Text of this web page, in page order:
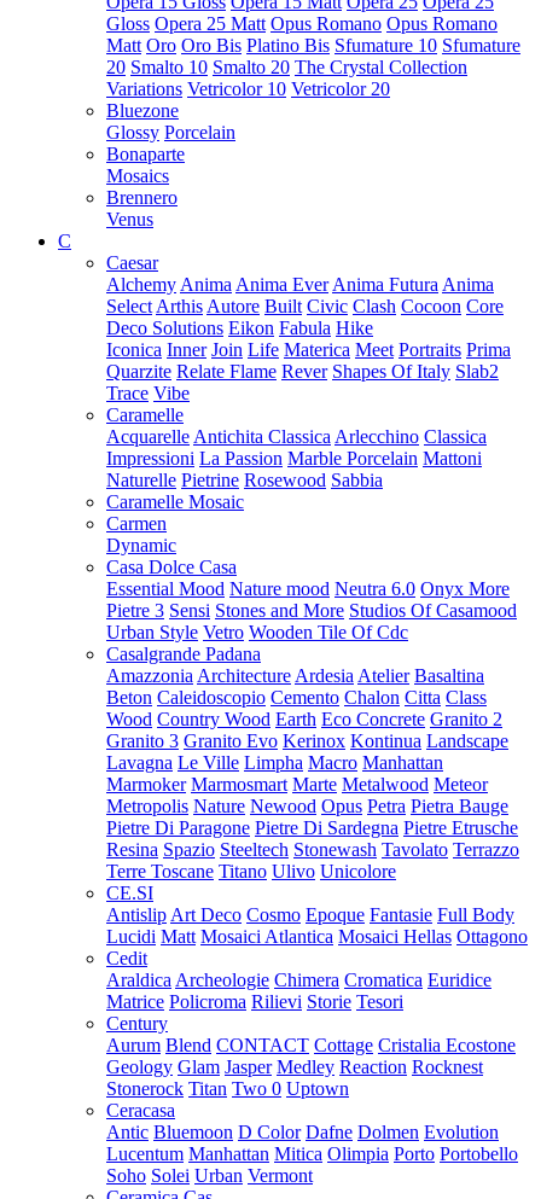
Gloss Opera 25 Matt Opus Romano Opus Romano
Matt Oro Oro Bis Platino Bis Sfumature 10 Sfumature
20 Smalto 10 Smalto 20 The Crystal Collection
Variations Vetricolor 10 Vetricolor 20
Bluezone
Glossy Porcelain
Bonaparte
Mosaics
Brennero
Venus
C
Caesar
Alchemy Anima Anima Ever Anima Futura Anima
Select Arthis Autore Built Civic Clash Cocoon Core
Deco Solutions Eikon Fabula Hike
Iconica Inner Join Life Materica Meet Portraits Prima
Quarzite Relate Flame Rever Shapes Of Italy Slab2
Trace Vibe
Caramelle
Acquarelle Antichita Classica Arlecchino Classica
Impressioni La Passion Marble Porcelain Mattoni
Naturelle Pietrine Rosewood Sabbia
Caramelle Mosaic
Carmen
Dynamic
Casa Dolce Casa
Essential Mood Nature mood Neutra 6.0 Onyx More
Pietre 3 Sensi Stones and More Studios Of Casamood
Urban Style Vetro Wooden Tile Of Cdc
Casalgrande Padana
Amazzonia Architecture Ardesia Atelier Basaltina
Beton Caleidoscopio Cemento Chalon Citta Class
Wood Country Wood Earth Eco Concrete Granito 2
Granito 3 Granito Evo Kerinox Kontinua Landscape
Lavagna Le Ville Limpha Macro Manhattan
Marmoker Marmosmart Marte Metalwood Meteor
Metropolis Nature Newood Opus Petra Pietra Bauge
Pietre Di Paragone Pietre Di Sardegna Pietre Etrusche
Resina Spazio Steeltech Stonewash Tavolato Terrazzo
Terre Toscane Titano Ulivo Unicolore
CE.SI
Antislip Art Deco Cosmo Epoque Fantasie Full Body
Lucidi Matt Mosaici Atlantica Mosaici Hellas Ottagono
Cedit
Araldica Archeologie Chimera Cromatica Euridice
Matrice Policroma Rilievi Storie Tesori
Century
Aurum Blend CONTACT Cottage Cristalia Ecostone
Geology Glam Jasper Medley Reaction Rocknest
Stonerock Titan Two 0 Uptown
Ceracasa
Antic Bluemoon D Color Dafne Dolmen Evolution
Lucentum Manhattan Mitica Olimpia Porto Portobello
Soho Solei Urban Vermont